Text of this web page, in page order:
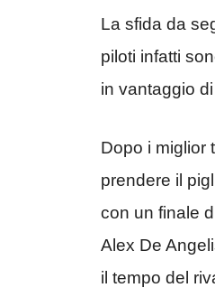
La sfida da
piloti infatti
in vantaggio
Dopo i miglior
prendere il
con un finale
Alex De
il tempo del